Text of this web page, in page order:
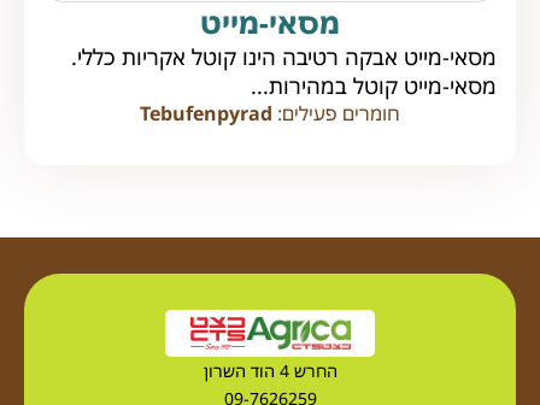
מסאי-מייט
מסאי-מייט אבקה רטיבה הינו קוטל אקריות כללי.
מסאי-מייט קוטל במהירות...
חומרים פעילים: Tebufenpyrad
החרש 4 הוד השרון
09-7626259